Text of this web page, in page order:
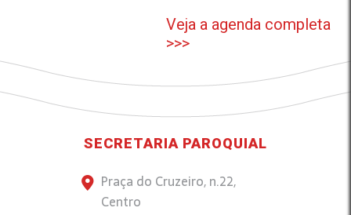
Veja a agenda completa
>>>
SECRETARIA PAROQUIAL
Praça do Cruzeiro, n.22,
Centro